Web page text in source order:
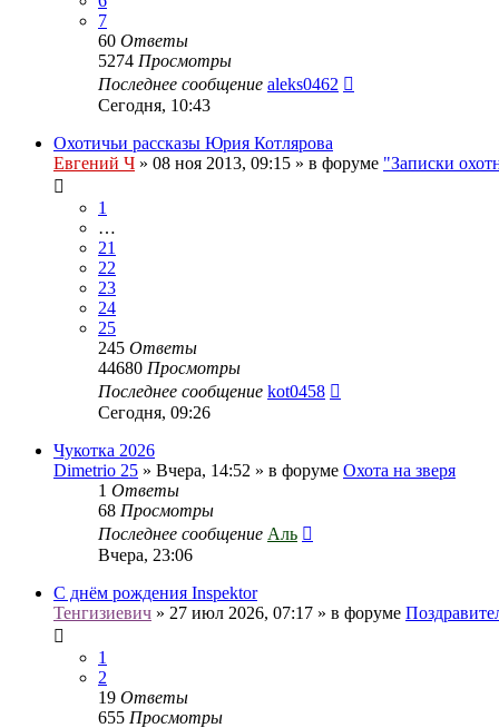
7
60 Ответы
5274 Просмотры
Последнее сообщение aleks0462
Сегодня, 10:43
Охотичьи рассказы Юрия Котлярова
Евгений Ч » 08 ноя 2013, 09:15 » в форуме "Записки
1
…
21
22
23
24
25
245 Ответы
44680 Просмотры
Последнее сообщение kot0458
Сегодня, 09:26
Чукотка 2026
Dimetrio 25 » Вчера, 14:52 » в форуме Охота на зверя
1 Ответы
68 Просмотры
Последнее сообщение Аль
Вчера, 23:06
С днём рождения Inspektor
Тенгизиевич » 27 июл 2026, 07:17 » в форуме
1
2
19 Ответы
655 Просмотры